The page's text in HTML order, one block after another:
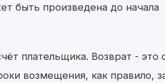
быть произведена до начала
плательщика. Возврат - это
возмещения, как правило,